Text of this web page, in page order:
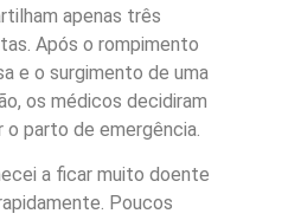
apenas três
Após o rompimento
e o surgimento de uma
os médicos decidiram
o parto de emergência.
a ficar muito doente
Poucos